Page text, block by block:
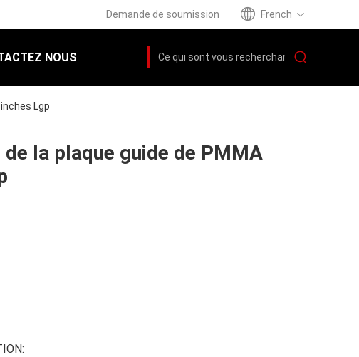
Demande de soumission French
NOUS
Lgp
la plaque guide de PMMA